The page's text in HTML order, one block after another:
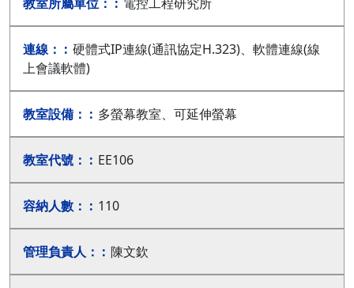
硬體式IP連線(通訊協定H.323)、軟體連線(線
上會議軟體)
多螢幕教室、可延伸螢幕
EE106
110
陳文欽